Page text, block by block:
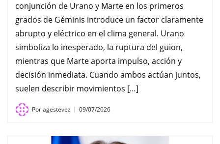
conjunción de Urano y Marte en los primeros
grados de Géminis introduce un factor claramente
abrupto y eléctrico en el clima general. Urano
simboliza lo inesperado, la ruptura del guion,
mientras que Marte aporta impulso, acción y
decisión inmediata. Cuando ambos actúan juntos,
suelen describir movimientos […]
Poragestevez 09/07/2026